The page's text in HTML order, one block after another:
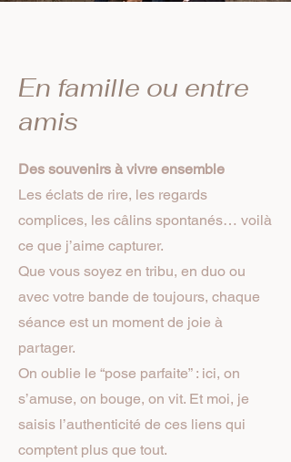
En famille ou entre
amis
Des souvenirs à vivre ensemble
Les éclats de rire, les regards
complices, les câlins spontanés… voilà
ce que j’aime capturer.
Que vous soyez en tribu, en duo ou
avec votre bande de toujours, chaque
séance est un moment de joie à
partager.
On oublie le “pose parfaite” : ici, on
s’amuse, on bouge, on vit. Et moi, je
saisis l’authenticité de ces liens qui
comptent plus que tout.